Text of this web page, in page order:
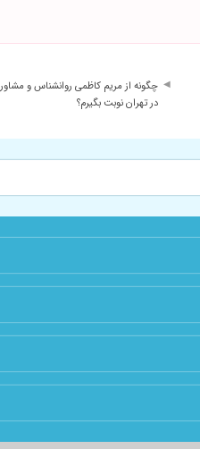
چگونه از مریم کاظمی روانشناس و مشاور
در تهران نوبت بگیرم؟